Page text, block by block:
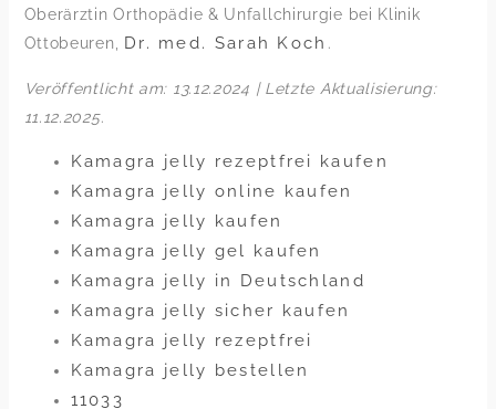
Oberärztin Orthopädie & Unfallchirurgie bei Klinik
Ottobeuren, Dr. med. Sarah Koch .
Veröffentlicht am: 13.12.2024 | Letzte Aktualisierung:
11.12.2025.
Kamagra jelly rezeptfrei kaufen
Kamagra jelly online kaufen
Kamagra jelly kaufen
Kamagra jelly gel kaufen
Kamagra jelly in Deutschland
Kamagra jelly sicher kaufen
Kamagra jelly rezeptfrei
Kamagra jelly bestellen
11033